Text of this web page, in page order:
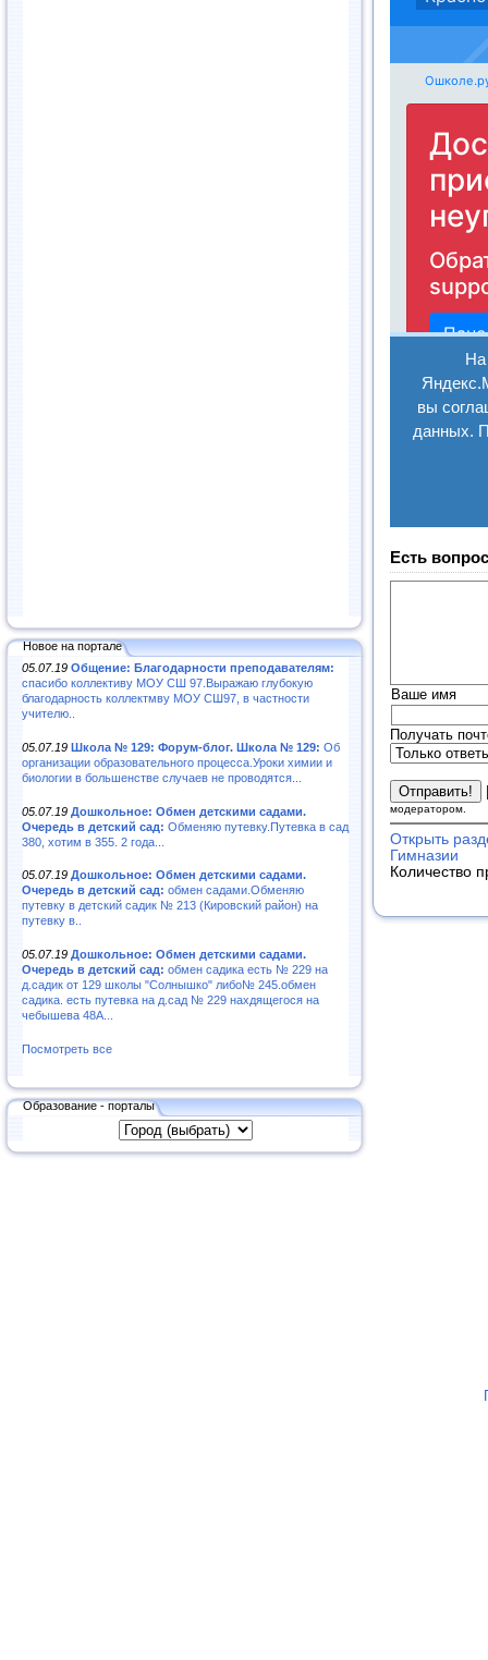
Новое на портале
05.07.19 Общение: Благодарности преподавателям:
спасибо коллективу МОУ СШ 97.Выражаю глубокую
благодарность коллектмву МОУ СШ97, в частности
учителю..
05.07.19 Школа № 129: Форум-блог. Школа № 129: Об
организации образовательного процесса.Уроки химии и
биологии в большенстве случаев не проводятся...
05.07.19 Дошкольное: Обмен детскими садами.
Очередь в детский сад: Обменяю путевку.Путевка в сад
380, хотим в 355. 2 года...
05.07.19 Дошкольное: Обмен детскими садами.
Очередь в детский сад: обмен садами.Обменяю
путевку в детский садик № 213 (Кировский район) на
путевку в..
05.07.19 Дошкольное: Обмен детскими садами.
Очередь в детский сад: обмен садика есть № 229 на
д.садик от 129 школы "Солнышко" либо№ 245.обмен
садика. есть путевка на д.сад № 229 нахдящегося на
чебышева 48А...
Посмотреть все
Образование - порталы
Есть
Ваше имя
Получать
модератором.
Открыть
Гимназии
Количество